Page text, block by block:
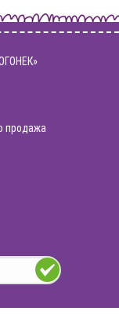
продажа